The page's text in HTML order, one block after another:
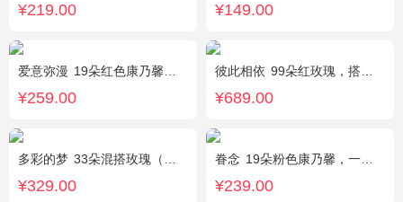
¥219.00 ¥149.00
爱意弥漫 19朵红色康乃馨粉，2枝多头粉百合，黄莺、石竹梅搭配
¥259.00
彼此相依 99朵红玫瑰，搭配适量石竹梅。
¥689.00
多彩的梦 33朵混搭玫瑰（香槟玫瑰+粉玫瑰+白玫瑰），配花、绿叶搭配
¥329.00
眷念 19朵粉色康乃馨，一条灯带，满天星、绿叶搭配
¥239.00